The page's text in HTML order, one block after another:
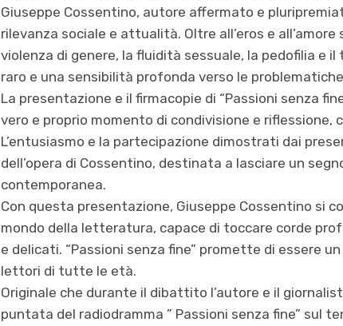
Giuseppe Cossentino, autore affermato e
rilevanza sociale e attualità. Oltre all’eros e all’amore
violenza di genere, la fluidità sessuale, la pedofilia e
raro e una sensibilità profonda verso le
La presentazione e il firmacopie di “Passioni senza
vero e proprio momento di condivisione e riflessione,
L’entusiasmo e la partecipazione dimostrati dai
dell’opera di Cossentino, destinata a lasciare un
contemporanea.
Con questa presentazione, Giuseppe Cossentino si
mondo della letteratura, capace di toccare corde
e delicati. “Passioni senza fine” promette di essere
lettori di tutte le età.
Originale che durante il dibattito l’autore e il
puntata del radiodramma ” Passioni senza fine” sul